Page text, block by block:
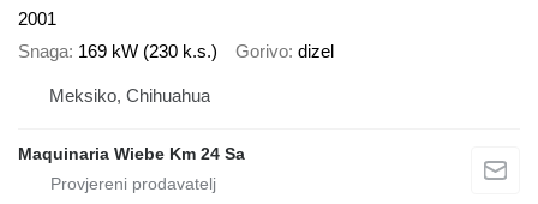
2001
Snaga 169 kW (230 k.s.) Gorivo dizel
Meksiko, Chihuahua
Maquinaria Wiebe Km 24 Sa